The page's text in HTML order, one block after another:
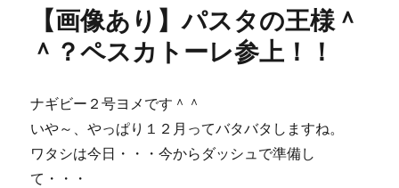
ー
ち
ん
誰？・・・
そ
【画像あり】パスタの王様＾
＾？ペスカトーレ参上！！
ナギビー２号ヨメです＾＾
いや～、やっぱり１２月ってバタバタしますね。
ワタシは今日・・・今からダッシュで準備し
て・・・